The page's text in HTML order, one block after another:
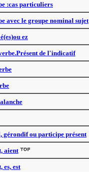
:cas particuliers
avec le groupe nominal sujet
ez
de l'indicatif
gérondif ou participe présent
aient
es, est